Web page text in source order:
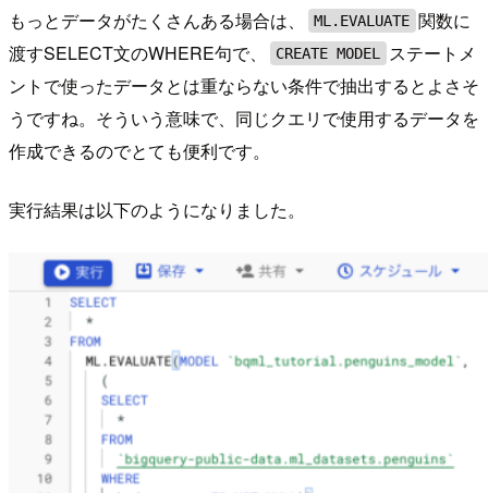
もっとデータがたくさんある場合は、 ML.EVALUATE 関数に
渡すSELECT文のWHERE句で、
CREATE MODEL
ステートメ
ントで使ったデータとは重ならない条件で抽出するとよさそ
うですね。そういう意味で、同じクエリで使用するデータを
作成できるのでとても便利です。
実行結果は以下のようになりました。